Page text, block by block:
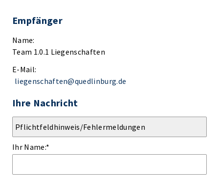
Empfänger
Name:
Team 1.0.1 Liegenschaften
E-Mail:
liegenschaften@quedlinburg.de
Ihre Nachricht
Ihr Name:*